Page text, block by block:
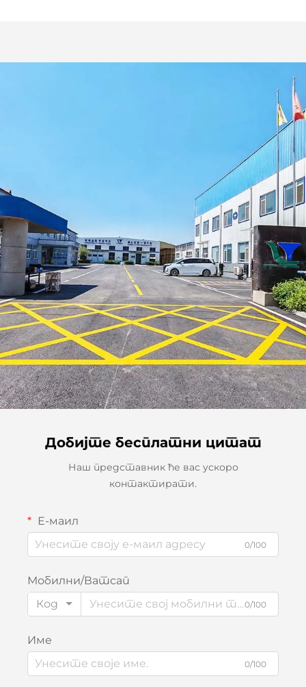
Добијте бесплатни цитат
Наш представник ће вас ускоро
контактирати.
Е-маил
0/100
Мобилни/Ватсап
Код
0/100
Име
0/100